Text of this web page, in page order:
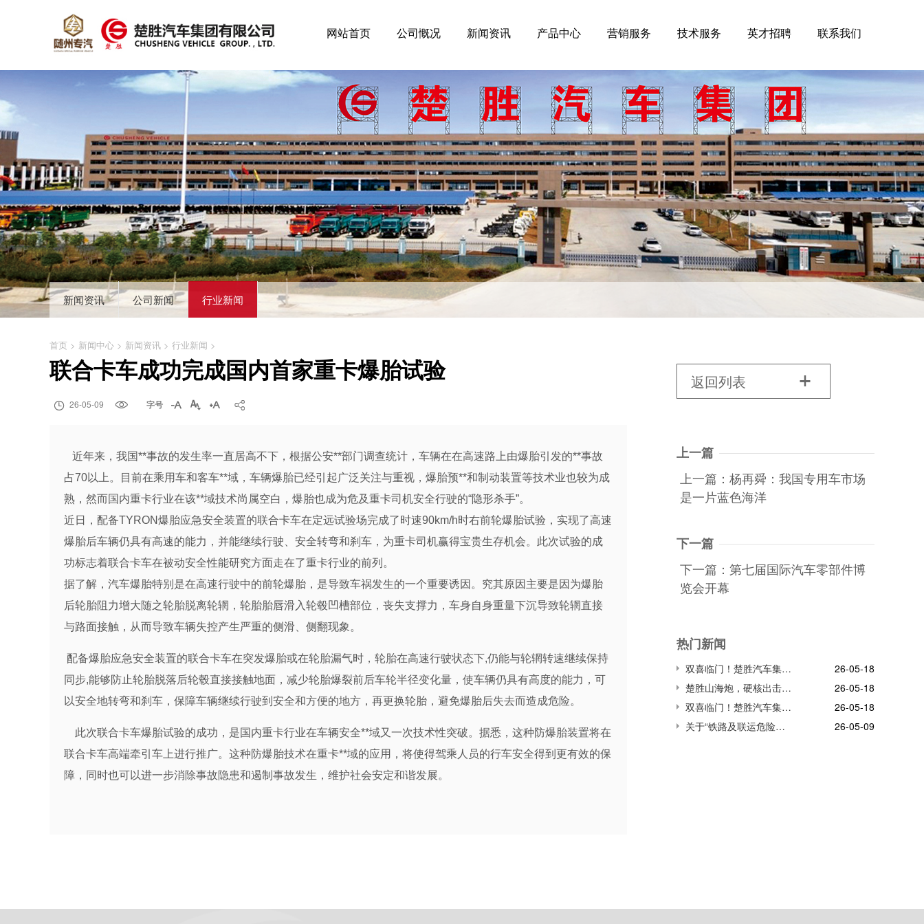
网站首页 公司慨况 新闻资讯 产品中心 营销服务 技术服务 英才招聘 联系我们
新闻资讯 公司新闻 行业新闻
首页 > 新闻中心 > 新闻资讯 > 行业新闻 >
联合卡车成功完成国内首家重卡爆胎试验
 26-05-09  字号    
近年来，我国**事故的发生率一直居高不下，根据公安**部门调查统计，车辆在在高速路上由爆胎引发的**事故
占70以上。目前在乘用车和客车**域，车辆爆胎已经引起广泛关注与重视，爆胎预**和制动装置等技术业也较为成
熟，然而国内重卡行业在该**域技术尚属空白，爆胎也成为危及重卡司机安全行驶的“隐形杀手”。
近日，配备TYRON爆胎应急安全装置的联合卡车在定远试验场完成了时速90km/h时右前轮爆胎试验，实现了高速
爆胎后车辆仍具有高速的能力，并能继续行驶、安全转弯和刹车，为重卡司机赢得宝贵生存机会。此次试验的成
功标志着联合卡车在被动安全性能研究方面走在了重卡行业的前列。
据了解，汽车爆胎特别是在高速行驶中的前轮爆胎，是导致车祸发生的一个重要诱因。究其原因主要是因为爆胎
后轮胎阻力增大随之轮胎脱离轮辋，轮胎胎唇滑入轮毂凹槽部位，丧失支撑力，车身自身重量下沉导致轮辋直接
与路面接触，从而导致车辆失控产生严重的侧滑、侧翻现象。
配备爆胎应急安全装置的联合卡车在突发爆胎或在轮胎漏气时，轮胎在高速行驶状态下,仍能与轮辋转速继续保持
同步,能够防止轮胎脱落后轮毂直接接触地面，减少轮胎爆裂前后车轮半径变化量，使车辆仍具有高度的能力，可
以安全地转弯和刹车，保障车辆继续行驶到安全和方便的地方，再更换轮胎，避免爆胎后失去而造成危险。
此次联合卡车爆胎试验的成功，是国内重卡行业在车辆安全**域又一次技术性突破。据悉，这种防爆胎装置将在
联合卡车高端牵引车上进行推广。这种防爆胎技术在重卡**域的应用，将使得驾乘人员的行车安全得到更有效的保
障，同时也可以进一步消除事故隐患和遏制事故发生，维护社会安定和谐发展。
返回列表 
上一篇
上一篇：杨再舜：我国专用车市场
是一片蓝色海洋
下一篇
下一篇：第七届国际汽车零部件博
览会开幕
热门新闻
双喜临门！楚胜汽车集团连获市、区两级高质量发展殊荣，董事长董鸣勇荣获突出贡献企业家称号
26-05-18
楚胜山海炮，硬核出击!雪域高原生命防线，我们并肩守护!
26-05-18
双喜临门！楚胜汽车集团连获市、区两级高质量发展殊荣，董事长董鸣勇荣获突出贡献企业家称号
26-05-18
关于“铁路及联运危险货物储运装备关键技术与应用”项目
26-05-09